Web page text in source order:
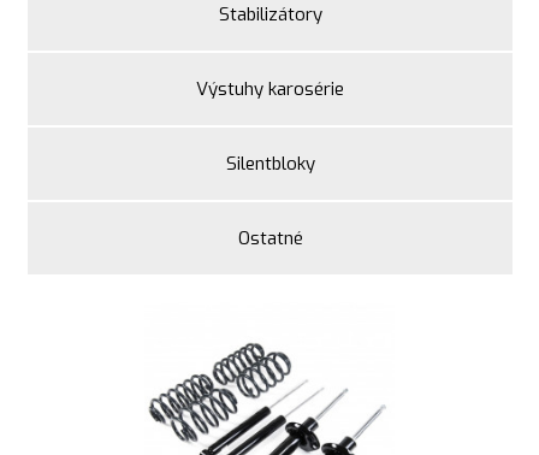
Stabilizátory
Výstuhy karosérie
Silentbloky
Ostatné